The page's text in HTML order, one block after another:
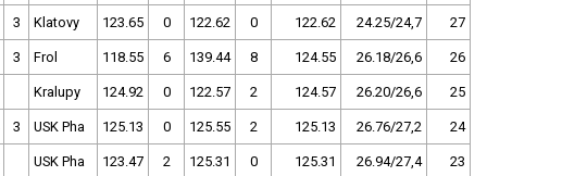
3 Klatovy 123.65 0 122.62 0 122.62 24.25/24,7 27
3 Frol 118.55 6 139.44 8 124.55 26.18/26,6 26
Kralupy 124.92 0 122.57 2 124.57 26.20/26,6 25
3 USK Pha 125.13 0 125.55 2 125.13 26.76/27,2 24
USK Pha 123.47 2 125.31 0 125.31 26.94/27,4 23